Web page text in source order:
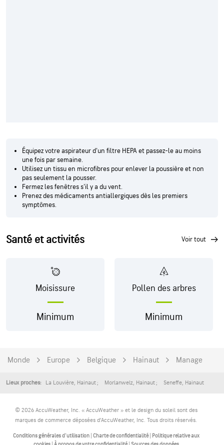
Équipez votre aspirateur d'un filtre HEPA et passez-le au moins
une fois par semaine.
Utilisez un tissu en microfibres pour enlever la poussière et non
pas seulement la pousser.
Fermez les fenêtres s'il y a du vent.
Prenez des médicaments antiallergiques dès les premiers
symptômes.
Santé et activités voir tout
Moisissure
Minimum
Pollen des arbres
Minimum
Monde Europe Belgique Hainaut Manage
Lieux proches: La Louvière, Hainaut Morlanwelz, Hainaut Seneffe, Hainaut
© 2026 AccuWeather, Inc. « AccuWeather » et le design du soleil sont des
marques de commerce déposées d’AccuWeather, Inc. Tous droits réservés.
Conditions générales d'utilisation Charte de confidentialité Politique relative aux